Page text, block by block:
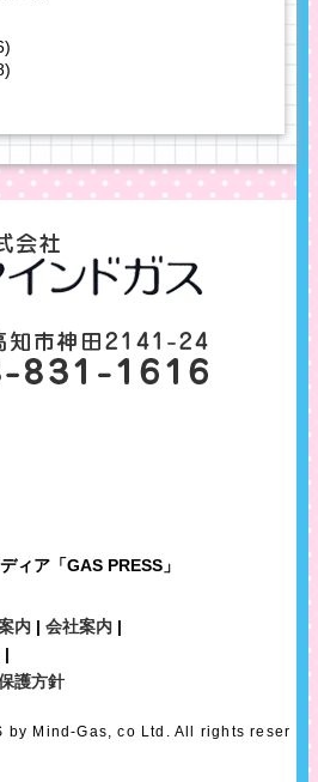
ィア「GAS PRESS」
内 | 会社案内 |
|
護方針
by Mind-Gas, co Ltd. All rights reser